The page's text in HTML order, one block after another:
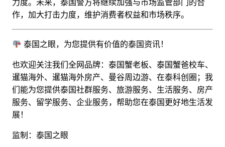
力度。未来，泰国警方将继续加强与市场监管部门的合
作，加大打击力度，维护消费者权益和市场秩序。
泰国之眼，为您提供有价值的泰国资讯！
也欢迎关注我们全网品牌：泰国蟹老板、泰国蟹爸校车、
暹猫海外、暹猫海外房产、曼谷周边游、 在泰科创圈 ； 我
们能为您提供泰国社群服务、旅游服务、生活服务、房产
服务、留学服务、企业服务，帮助您在泰国更好地生活发
展！
监制：泰国之眼